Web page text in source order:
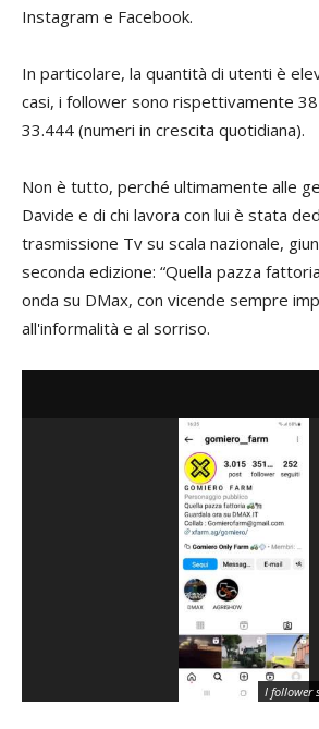
Instagram e Facebook.
In particolare, la quantità di utenti è
casi, i follower sono rispettivamente
33.444 (numeri in crescita quotidiana).
Non è tutto, perché ultimamente alle
Davide e di chi lavora con lui è stata
trasmissione Tv su scala nazionale,
seconda edizione: “Quella pazza
onda su DMax, con vicende sempre
all'informalità e al sorriso.
I follower